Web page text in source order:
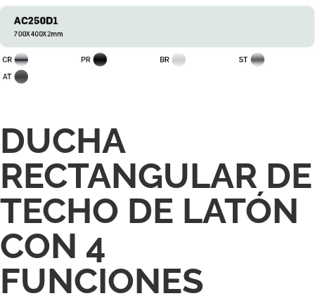
DUCHA
RECTANGULAR DE
TECHO DE LATÓN
CON 4
FUNCIONES